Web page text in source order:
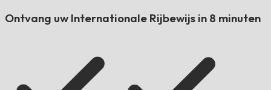
Ontvang uw Internationale Rijbewijs in 8 minuten